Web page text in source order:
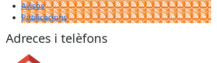
Avisos
Publicacions
Adreces i telèfons